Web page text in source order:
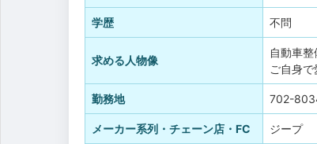
学歴 不問
求める人物像
自動車
ご自身
勤務地 702-
メーカー系列・チェーン店・FC ジープ